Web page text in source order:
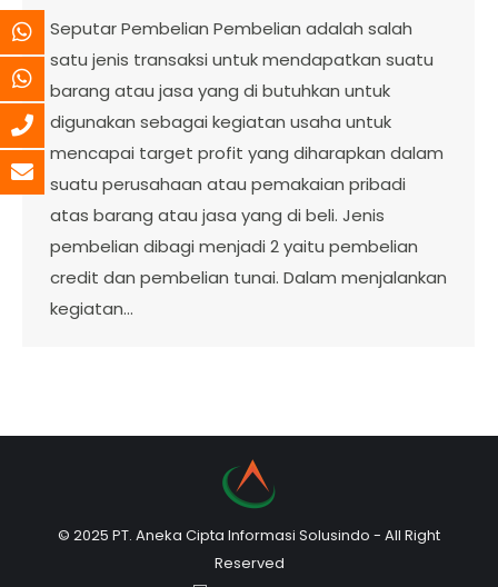
Seputar Pembelian Pembelian adalah salah
satu jenis transaksi untuk mendapatkan suatu
barang atau jasa yang di butuhkan untuk
digunakan sebagai kegiatan usaha untuk
mencapai target profit yang diharapkan dalam
suatu perusahaan atau pemakaian pribadi
atas barang atau jasa yang di beli. Jenis
pembelian dibagi menjadi 2 yaitu pembelian
credit dan pembelian tunai. Dalam menjalankan
kegiatan…
© 2025 PT. Aneka Cipta Informasi Solusindo - All Right
Reserved